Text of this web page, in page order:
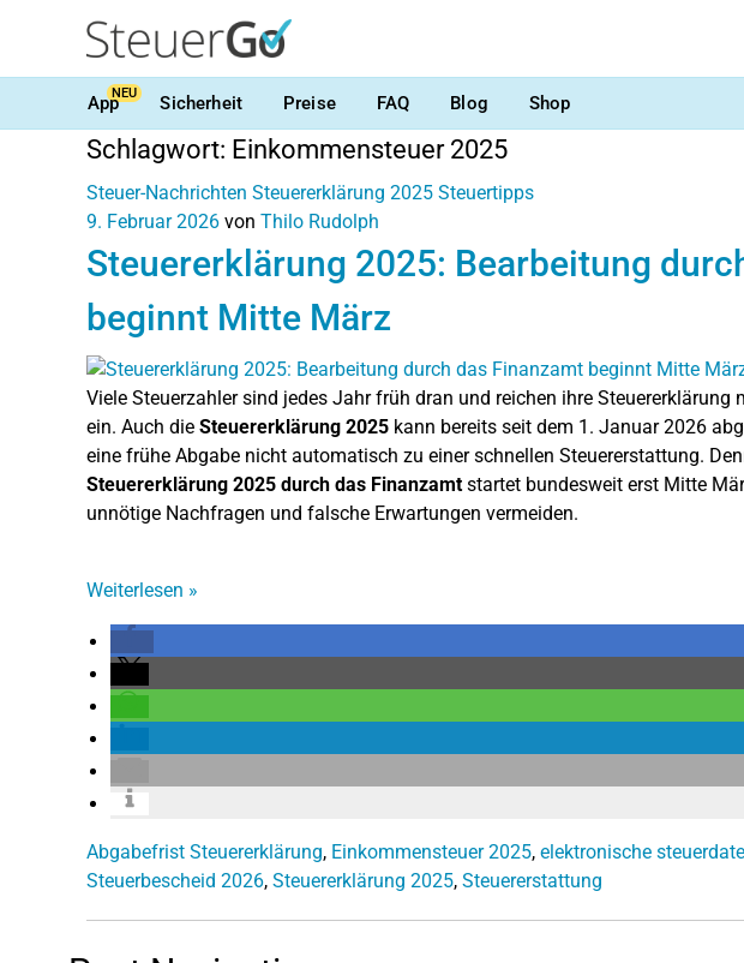
AppNEU Sicherheit Preise FAQ Blog Shop
Schlagwort: Einkommensteuer 2025
Steuer-Nachrichten Steuererklärung 2025 Steuertipps
9. Februar 2026 von Thilo Rudolph
Steuererklärung 2025: Bearbeitung
beginnt Mitte März
Viele Steuerzahler sind jedes Jahr früh dran und reichen ihre
ein. Auch die Steuererklärung 2025 kann bereits seit dem 1. Januar 2026
eine frühe Abgabe nicht automatisch zu einer schnellen Steuererstattung.
Steuererklärung 2025 durch das Finanzamtstartet bundesweit erst Mitte
unnötige Nachfragen und falsche Erwartungen vermeiden.
Weiterlesen »
Abgabefrist Steuererklärung, Einkommensteuer 2025, elektronische
Steuerbescheid 2026, Steuererklärung 2025, Steuererstattung